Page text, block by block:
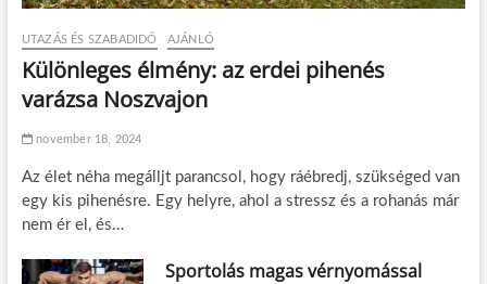
UTAZÁS ÉS SZABADIDŐ AJÁNLÓ
Különleges élmény: az erdei pihenés
varázsa Noszvajon
november 18, 2024
Az élet néha megálljt parancsol, hogy ráébredj, szükséged van
egy kis pihenésre. Egy helyre, ahol a stressz és a rohanás már
nem ér el, és…
Sportolás magas vérnyomással